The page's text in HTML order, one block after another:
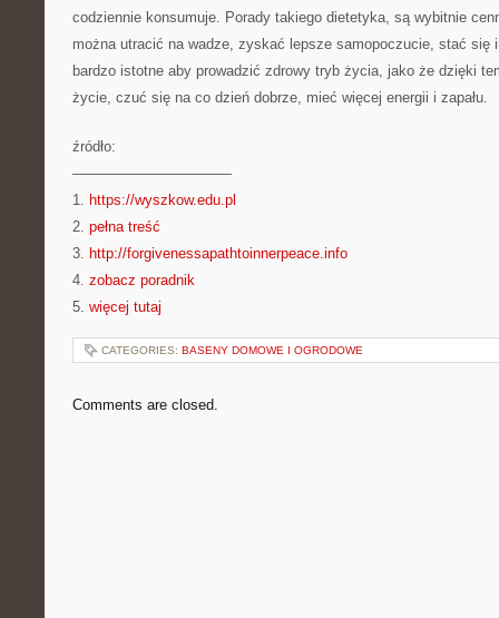
codziennie konsumuje. Porady takiego dietetyka, są wybitnie
można utracić na wadze, zyskać lepsze samopoczucie, stać się
bardzo istotne aby prowadzić zdrowy tryb życia, jako że dzięki
życie, czuć się na co dzień dobrze, mieć więcej energii i zapału.
źródło:
———————————
1. https://wyszkow.edu.pl
2. pełna treść
3. http://forgivenessapathtoinnerpeace.info
4. zobacz poradnik
5. więcej tutaj
CATEGORIES: BASENY DOMOWE I OGRODOWE
Comments are closed.